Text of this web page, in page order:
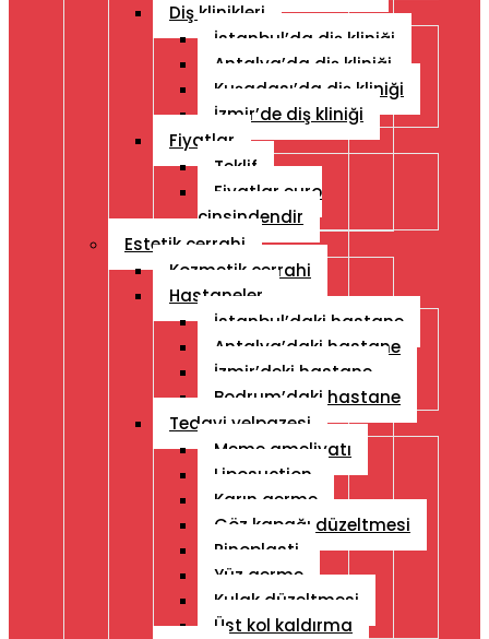
Diş klinikleri
İstanbul’da diş kliniği
Antalya’da diş kliniği
Kuşadası’da diş kliniği
İzmir’de diş kliniği
Fiyatlar
Teklif
Fiyatlar euro
cinsindendir
Estetik cerrahi
Kozmetik cerrahi
Hastaneler
İstanbul’daki hastane
Antalya’daki hastane
İzmir’deki hastane
Bodrum’daki hastane
Tedavi yelpazesi
Meme ameliyatı
Liposuction
Karın germe
Göz kapağı düzeltmesi
Rinoplasti
Yüz germe
Kulak düzeltmesi
Üst kol kaldırma